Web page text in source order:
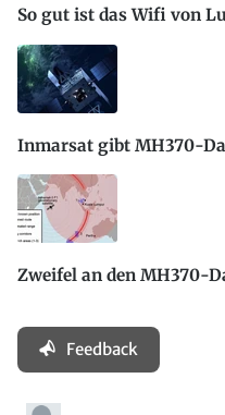
So gut ist das Wifi von
Inmarsat gibt MH370-
Zweifel an den MH370-
Feedback